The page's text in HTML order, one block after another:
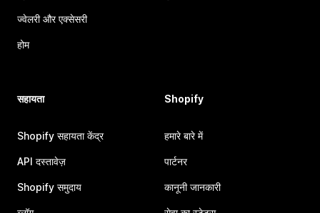
ज्वेलरी और एक्सेसरी
होम
सहायता
Shopify सहायता केंद्र
API दस्तावेज़
Shopify समुदाय
Shopify
हमारे बारे में
पार्टनर
कानूनी जानकारी